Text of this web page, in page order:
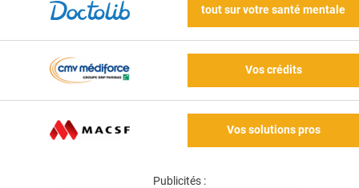
tout sur votre santé mentale
Vos crédits
Vos solutions pros
Publicités :